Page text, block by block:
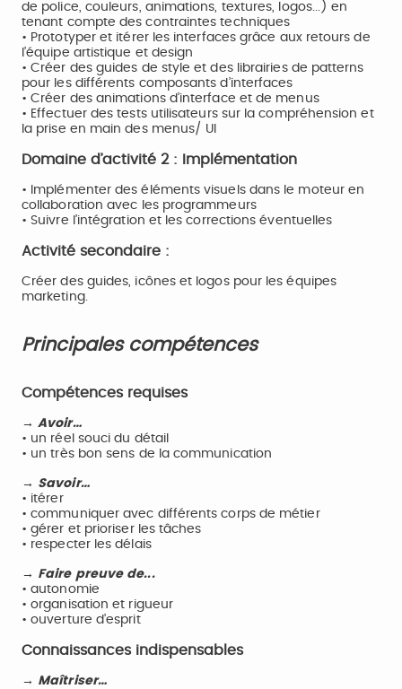
de police, couleurs, animations, textures, logos...) en
tenant compte des contraintes techniques
• Prototyper et itérer les interfaces grâce aux retours de
l’équipe artistique et design
• Créer des guides de style et des librairies de patterns
pour les différents composants d’interfaces
• Créer des animations d’interface et de menus
• Effectuer des tests utilisateurs sur la compréhension et
la prise en main des menus/ UI
Domaine d’activité 2 : Implémentation
• Implémenter des éléments visuels dans le moteur en
collaboration avec les programmeurs
• Suivre l’intégration et les corrections éventuelles
Activité secondaire :
Créer des guides, icônes et logos pour les équipes
marketing.
Principales compétences
Compétences requises
→Avoir…
• un réel souci du détail
• un très bon sens de la communication
→ Savoir…
• itérer
• communiquer avec différents corps de métier
• gérer et prioriser les tâches
• respecter les délais
→ Faire preuve de...
• autonomie
• organisation et rigueur
• ouverture d’esprit
Connaissances indispensables
→ Maîtriser…